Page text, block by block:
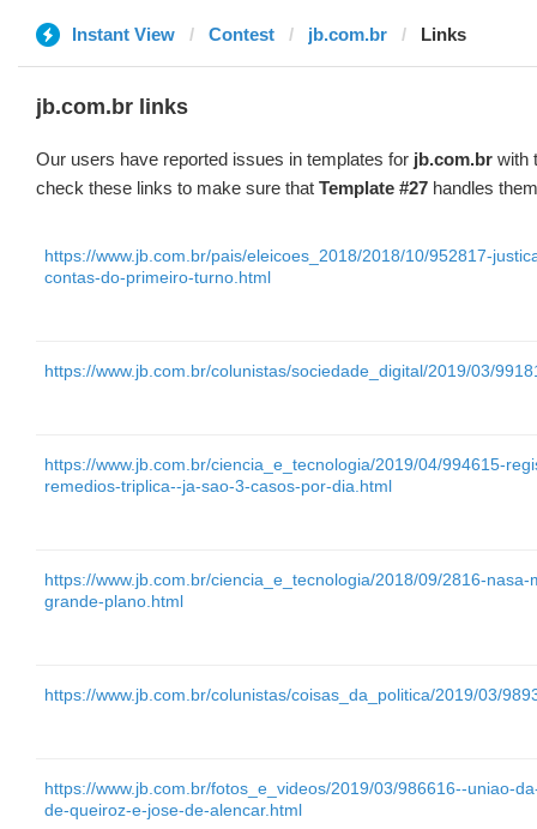
Instant View Contest jb.com.br Links
jb.com.br links
Our users have reported issues in templates for jb.com.br with
check these links to make sure that Template #27 handles
https://www.jb.com.br/pais/eleicoes_2018/2018/10/952817-
contas-do-primeiro-turno.html
https://www.jb.com.br/colunistas/sociedade_digital/2019/03/
https://www.jb.com.br/ciencia_e_tecnologia/2019/04/994615-
remedios-triplica--ja-sao-3-casos-por-dia.html
https://www.jb.com.br/ciencia_e_tecnologia/2018/09/2816-
grande-plano.html
https://www.jb.com.br/colunistas/coisas_da_politica/2019/03/
https://www.jb.com.br/fotos_e_videos/2019/03/986616--uniao-
de-queiroz-e-jose-de-alencar.html